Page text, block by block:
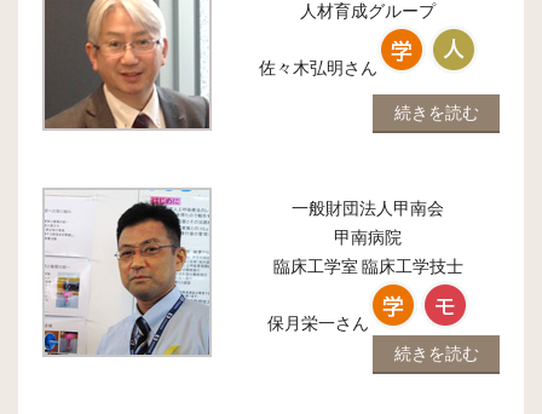
人材育成グループ
佐々木弘明さん
続きを読む
一般財団法人甲南会
甲南病院
臨床工学室 臨床工学技士
保月栄一さん
続きを読む